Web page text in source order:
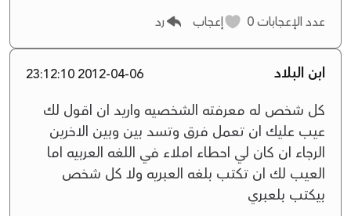
عدد الإعجابات إعجاب رد
ابن البلاد 2012-04-06 23:12:10
كل شخص له معرفته الشخصيه واريد ان اقول لك
عيب عليك ان تعمل فرق وتسد بين وبين الاخرين
الرجاء ان كان لي احطاء املاء في اللغه العربيه اما
العيب لك ان تكتب بلغه العبريه ولا كل شخص
بيكتب بلعبري